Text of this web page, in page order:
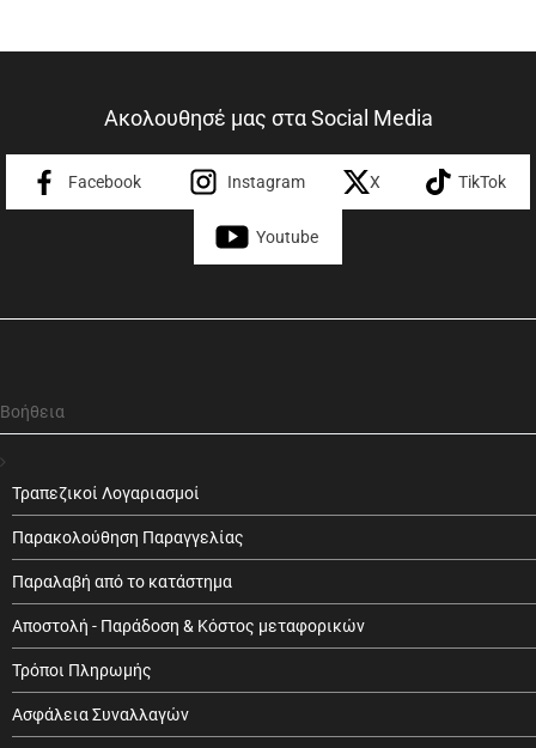
Ακολουθησέ μας στα Social Media
Facebook Instagram X TikTok
Youtube
Βοήθεια
Τραπεζικοί Λογαριασμοί
Παρακολούθηση Παραγγελίας
Παραλαβή από το κατάστημα
Αποστολή - Παράδοση & Κόστος μεταφορικών
Τρόποι Πληρωμής
Ασφάλεια Συναλλαγών